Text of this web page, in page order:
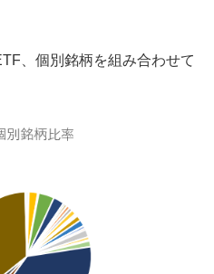
、個別銘柄を組み合わせて